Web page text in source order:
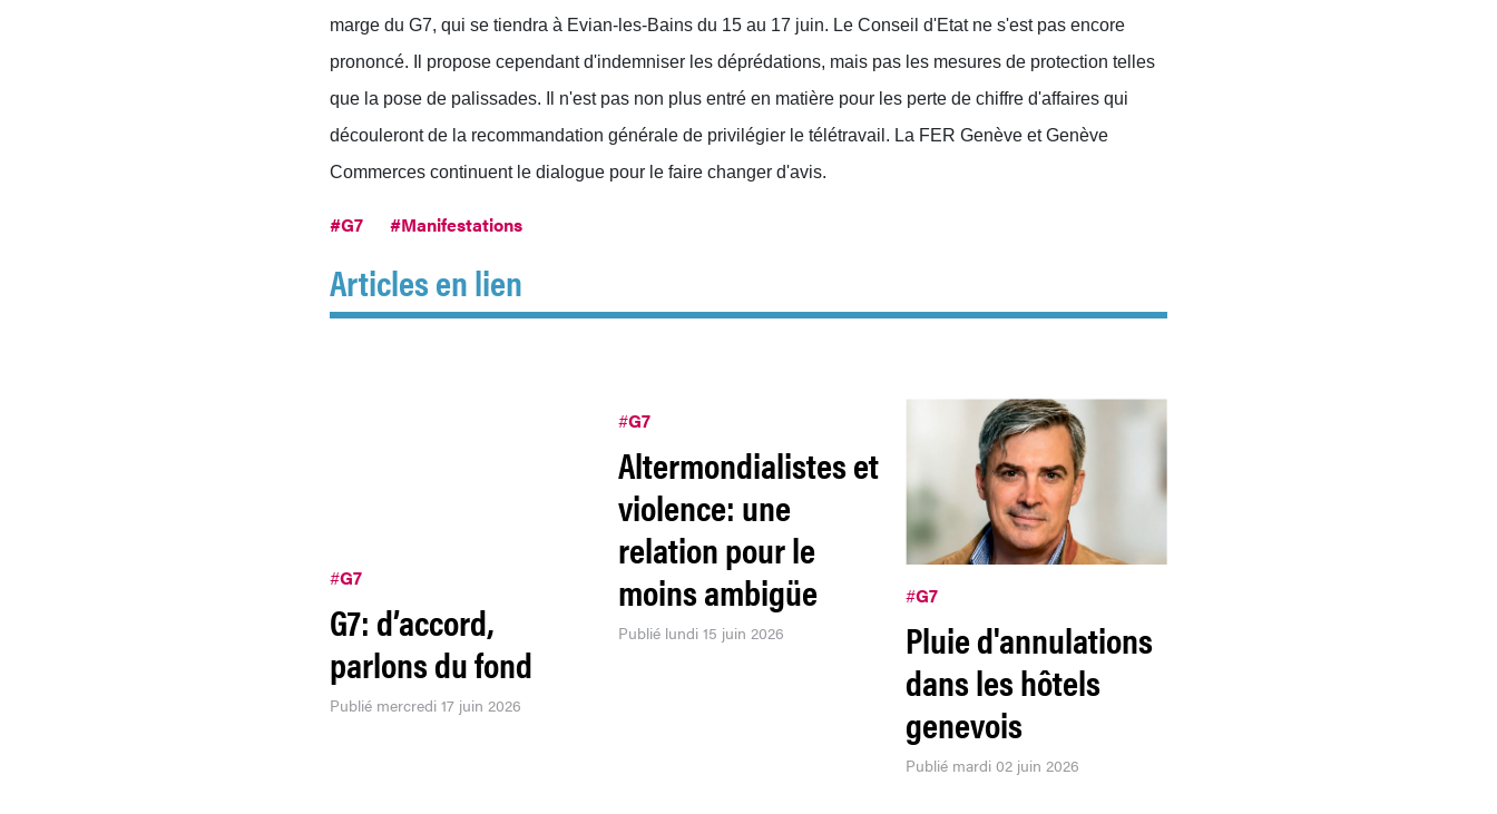
marge du G7, qui se tiendra à Evian-les-Bains du 15 au 17 juin. Le Conseil d'Etat ne s'est pas encore
prononcé. Il propose cependant d'indemniser les déprédations, mais pas les mesures de protection telles
que la pose de palissades. Il n'est pas non plus entré en matière pour les perte de chiffre d'affaires qui
découleront de la recommandation générale de privilégier le télétravail. La FER Genève et Genève
Commerces continuent le dialogue pour le faire changer d'avis.
#G7 #Manifestations
Articles en lien
#G7
G7: d’accord,
parlons du fond
Publié mercredi 17 juin 2026
#G7
Altermondialistes et
violence: une
relation pour le
moins ambigüe
Publié lundi 15 juin 2026
#G7
Pluie d'annulations
dans les hôtels
genevois
Publié mardi 02 juin 2026